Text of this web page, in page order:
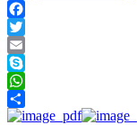
Facebook
Twitter
Email
Skype
WhatsApp
Teilen